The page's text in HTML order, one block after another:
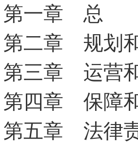
公开征集“扩大内需大力提振消费”社会
黄石市人民代表大会常务委员会公告
黄石市人民代表大会常务委员会公告
第一章 总
第二章 规划
第三章 运营
第四章 保障
第五章 法律